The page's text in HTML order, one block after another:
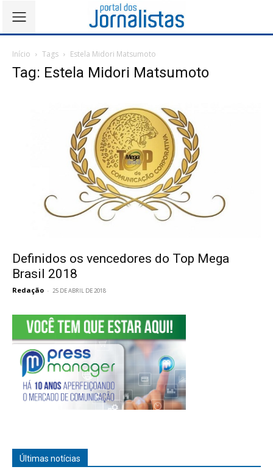
Início Tags Estela Midori Matsumoto
Tag: Estela Midori Matsumoto
Definidos os vencedores do Top Mega
Brasil 2018
Redação - 25 DE ABRIL DE 2018
Últimas notícias